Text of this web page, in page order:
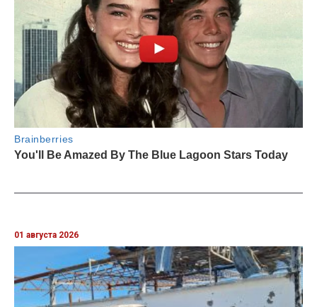
01 августа 2026